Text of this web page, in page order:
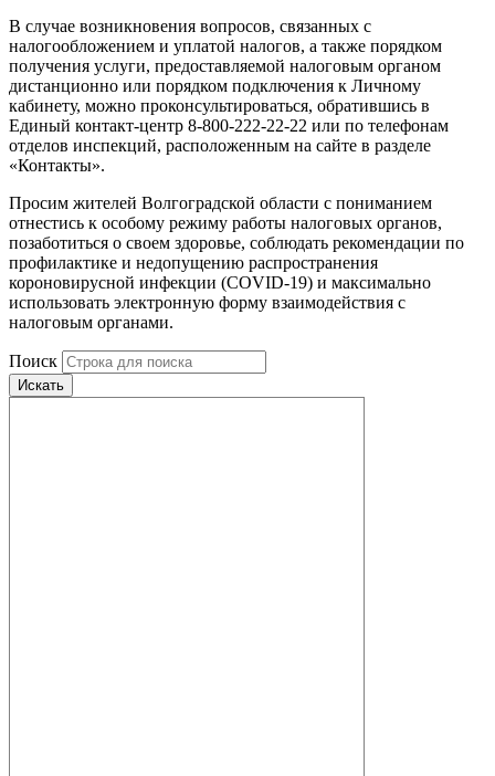
В случае возникновения вопросов, связанных с
налогообложением и уплатой налогов, а также порядком
получения услуги, предоставляемой налоговым органом
дистанционно или порядком подключения к Личному
кабинету, можно проконсультироваться, обратившись в
Единый контакт-центр 8-800-222-22-22 или по телефонам
отделов инспекций, расположенным на сайте в разделе
«Контакты».
Просим жителей Волгоградской области с пониманием
отнестись к особому режиму работы налоговых органов,
позаботиться о своем здоровье, соблюдать рекомендации по
профилактике и недопущению распространения
короновирусной инфекции (COVID-19) и максимально
использовать электронную форму взаимодействия с
налоговым органами.
Поиск
Искать